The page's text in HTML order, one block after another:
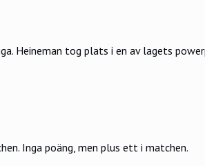
Heineman tog plats i en av lagets
Inga poäng, men plus ett i matchen.